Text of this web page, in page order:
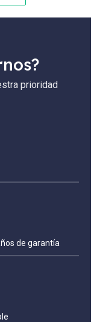
prioridad
de garantía